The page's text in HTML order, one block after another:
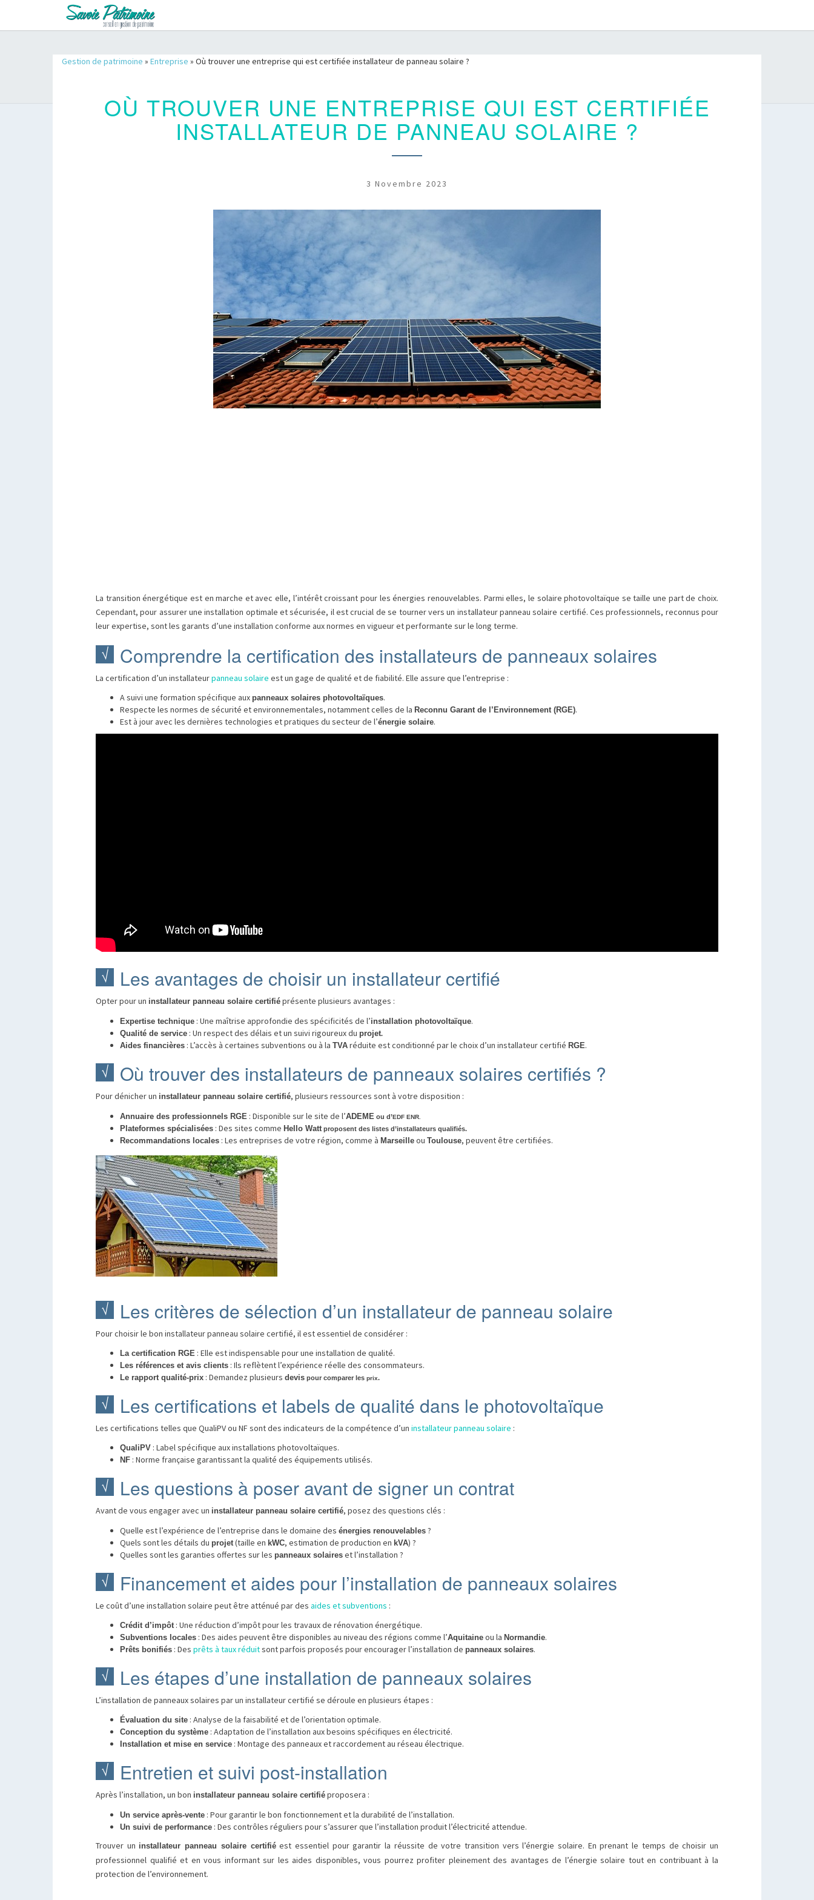
Gestion de patrimoine » Entreprise » Où trouver une entreprise qui est certifiée installateur de panneau solaire ?
OÙ TROUVER UNE ENTREPRISE QUI EST CERTIFIÉE
INSTALLATEUR DE PANNEAU SOLAIRE ?
3 Novembre 2023
La transition énergétique est en marche et avec elle, l’intérêt croissant pour les énergies renouvelables. Parmi elles, le solaire photovoltaïque se taille une part de choix.
Cependant, pour assurer une installation optimale et sécurisée, il est crucial de se tourner vers un installateur panneau solaire certifié. Ces professionnels, reconnus pour
leur expertise, sont les garants d’une installation conforme aux normes en vigueur et performante sur le long terme.
Comprendre la certification des installateurs de panneaux solaires
La certification d’un installateurpanneau solaire est un gage de qualité et de fiabilité. Elle assure que l’entreprise :
A suivi une formation spécifique aux panneaux solaires photovoltaïques.
Respecte les normes de sécurité et environnementales, notamment celles de la Reconnu Garant de l’Environnement (RGE).
Est à jour avec les dernières technologies et pratiques du secteur de l’énergie solaire.
Les avantages de choisir un installateur certifié
Opter pour un installateur panneau solaire certifié présente plusieurs avantages :
Expertise technique : Une maîtrise approfondie des spécificités de l’installation photovoltaïque.
Qualité de service : Un respect des délais et un suivi rigoureux du projet.
Aides financières : L’accès à certaines subventions ou à la TVA réduite est conditionné par le choix d’un installateur certifié RGE.
Où trouver des installateurs de panneaux solaires certifiés ?
Pour dénicher un installateur panneau solaire certifié, plusieurs ressources sont à votre disposition :
Annuaire des professionnels RGE : Disponible sur le site de l’ADEME ou d’EDF ENR.
Plateformes spécialisées : Des sites comme Hello Wattproposent des listes d’installateurs qualifiés.
Recommandations locales : Les entreprises de votre région, comme à Marseille ou Toulouse, peuvent être certifiées.
Les critères de sélection d’un installateur de panneau solaire
Pour choisir le bon installateur panneau solaire certifié, il est essentiel de considérer :
La certification RGE : Elle est indispensable pour une installation de qualité.
Les références et avis clients : Ils reflètent l’expérience réelle des consommateurs.
Le rapport qualité-prix : Demandez plusieurs devis pour comparer les prix.
Les certifications et labels de qualité dans le photovoltaïque
Les certifications telles que QualiPV ou NF sont des indicateurs de la compétence d’un installateur panneau solaire :
QualiPV : Label spécifique aux installations photovoltaïques.
NF : Norme française garantissant la qualité des équipements utilisés.
Les questions à poser avant de signer un contrat
Avant de vous engager avec un installateur panneau solaire certifié, posez des questions clés :
Quelle est l’expérience de l’entreprise dans le domaine des énergies renouvelables ?
Quels sont les détails du projet(taille en kWC, estimation de production en kVA) ?
Quelles sont les garanties offertes sur les panneaux solaires et l’installation ?
Financement et aides pour l’installation de panneaux solaires
Le coût d’une installation solaire peut être atténué par des aides et subventions :
Crédit d’impôt: Une réduction d’impôt pour les travaux de rénovation énergétique.
Subventions locales : Des aides peuvent être disponibles au niveau des régions comme l’Aquitaine ou la Normandie.
Prêts bonifiés : Des prêts à taux réduitsont parfois proposés pour encourager l’installation de panneaux solaires.
Les étapes d’une installation de panneaux solaires
L’installation de panneaux solaires par un installateur certifié se déroule en plusieurs étapes :
Évaluation du site : Analyse de la faisabilité et de l’orientation optimale.
Conception du système : Adaptation de l’installation aux besoins spécifiques en électricité.
Installation et mise en service : Montage des panneaux et raccordement au réseau électrique.
Entretien et suivi post-installation
Après l’installation, un bon installateur panneau solaire certifié proposera :
Un service après-vente : Pour garantir le bon fonctionnement et la durabilité de l’installation.
Un suivi de performance : Des contrôles réguliers pour s’assurer que l’installation produit l’électricité attendue.
Trouver un installateur panneau solaire certifiéest essentiel pour garantir la réussite de votre transition vers l’énergie solaire. En prenant le temps de choisir un
professionnel qualifié et en vous informant sur les aides disponibles, vous pourrez profiter pleinement des avantages de l’énergie solaire tout en contribuant à la
protection de l’environnement.